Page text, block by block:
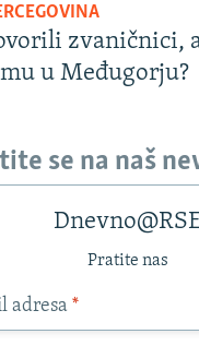
zvaničnici,
u Međugorju?
se na naš
Pratite nas
adresa *